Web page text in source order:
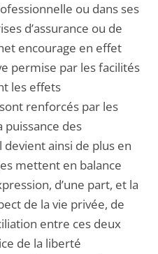
ou dans ses
d’assurance ou de
encourage en effet
permise par les facilités
les effets
renforcés par les
puissance des
ainsi de plus en
mettent en balance
d’une part, et la
de la vie privée, de
entre ces deux
de la liberté